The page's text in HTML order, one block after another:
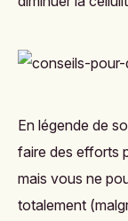
En légende de
faire des efforts
mais vous ne
totalement